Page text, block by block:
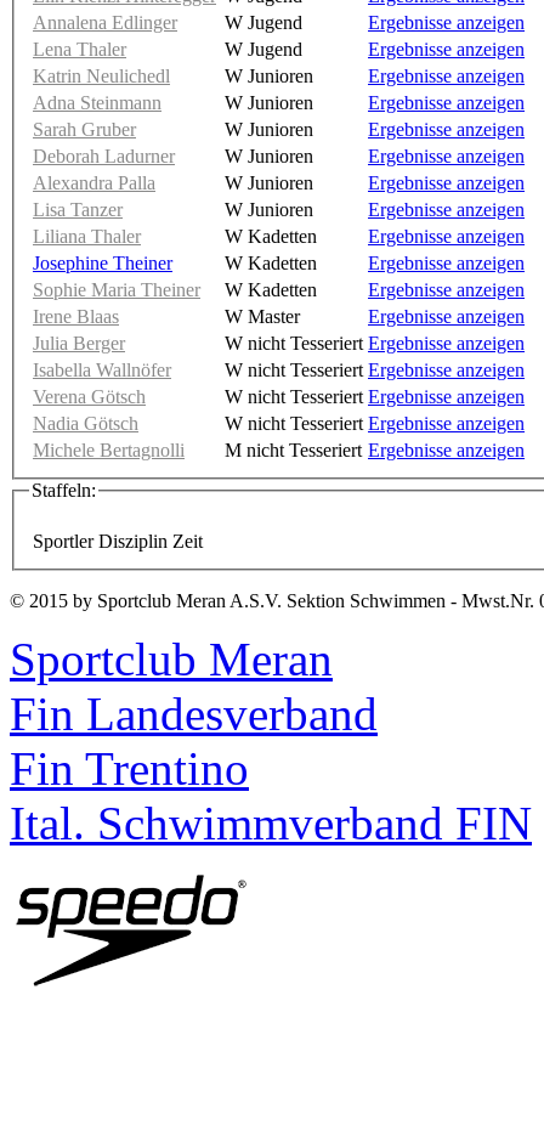
Annalena Edlinger
W Jugend
Ergebnisse anzeigen
Lena Thaler
W Jugend
Ergebnisse anzeigen
Katrin Neulichedl
W Junioren
Ergebnisse anzeigen
Adna Steinmann
W Junioren
Ergebnisse anzeigen
Sarah Gruber
W Junioren
Ergebnisse anzeigen
Deborah Ladurner
W Junioren
Ergebnisse anzeigen
Alexandra Palla
W Junioren
Ergebnisse anzeigen
Lisa Tanzer
W Junioren
Ergebnisse anzeigen
Liliana Thaler
W Kadetten
Ergebnisse anzeigen
Josephine Theiner
W Kadetten
Ergebnisse anzeigen
Sophie Maria Theiner
W Kadetten
Ergebnisse anzeigen
Irene Blaas
W Master
Ergebnisse anzeigen
Julia Berger
W nicht Tesseriert Ergebnisse anzeigen
Isabella Wallnöfer
W nicht Tesseriert Ergebnisse anzeigen
Verena Götsch
W nicht Tesseriert Ergebnisse anzeigen
Nadia Götsch
W nicht Tesseriert Ergebnisse anzeigen
Michele Bertagnolli
M nicht Tesseriert Ergebnisse anzeigen
Staffeln:
Sportler Disziplin Zeit
© 2015 by Sportclub Meran A.S.V. Sektion Schwimmen - Mwst.Nr.
Sportclub Meran
Fin Landesverband
Fin Trentino
Ital. Schwimmverband FIN